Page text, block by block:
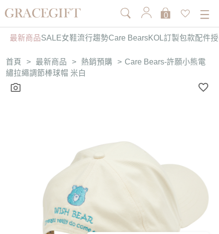
0
最新商品SALE女鞋流行趨勢Care BearsKOL訂製包款配件
首頁 > 最新商品 > 熱銷預購 > Care Bears-許願小熊電
繡拉繩調節棒球帽 米白